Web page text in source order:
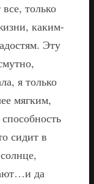
только
каким-
Эту
я только
мягким,
сидит в
да